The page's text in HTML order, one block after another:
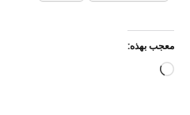
معجب بهذه:
جاري